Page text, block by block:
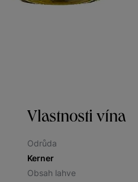
Vlastnosti vína
Odrůda
Kerner
Obsah lahve